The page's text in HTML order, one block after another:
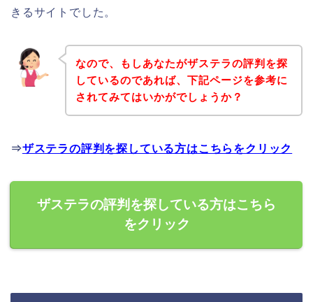
きるサイトでした。
なので、もしあなたがザステラの評判を探
しているのであれば、下記ページを参考に
されてみてはいかがでしょうか？
⇒ザステラの評判を探している方はこちらをクリック
ザステラの評判を探している方はこちら
をクリック